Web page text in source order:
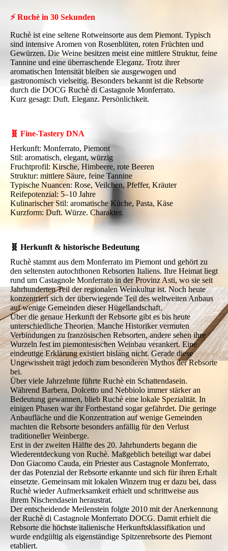
⚡ Ruchè in 30 Sekunden
Ruchè ist eine seltene Rotweinsorte aus dem Piemont. Typisch
sind intensive Aromen von Rosenblüten, roten Früchten und
Gewürzen. Die Weine besitzen meist eine mittlere Struktur, feine
Tannine und eine überraschende Eleganz. Trotz ihrer
aromatischen Intensität bleiben sie ausgewogen und
gastronomisch vielseitig. Besonders bekannt ist die Rebsorte
durch die DOCG Ruchè di Castagnole Monferrato.
Kurz gesagt: Duft. Eleganz. Persönlichkeit.
🧬 Fine-Tastery DNA
Herkunft: Monferrato, Piemont
Stil: aromatisch, elegant, würzig
Fruchtprofil: Kirsche, Himbeere, rote Beeren
Struktur: mittlere Säure, feine Tannine
Typische Nuancen: Rose, Veilchen, Pfeffer, Kräuter
Reifepotenzial: 5–10 Jahre
Kulinarischer Stil: aromatische Küche, Pasta, Käse
Kurzform: Duft. Würze. Charakter.
🧬 Herkunft & historische Bedeutung
Ruchè stammt aus dem Monferrato im Piemont und gehört zu
den seltensten autochthonen Rebsorten Italiens. Ihre Heimat liegt
rund um Castagnole Monferrato in der Provinz Asti, wo sie seit
Jahrhunderten Teil der regionalen Weinkultur ist. Noch heute
konzentriert sich der überwiegende Teil des weltweiten Anbaus
auf wenige Gemeinden dieser Hügellandschaft.
Über die genaue Herkunft der Rebsorte gibt es bis heute
unterschiedliche Theorien. Manche Historiker vermuten
Verbindungen zu französischen Rebsorten, andere sehen ihre
Wurzeln fest im piemontesischen Weinbau verankert. Eine
eindeutige Erklärung existiert bislang nicht. Gerade diese
Ungewissheit trägt jedoch zum besonderen Mythos der Rebsorte
bei.
Über viele Jahrzehnte führte Ruchè ein Schattendasein.
Während Barbera, Dolcetto und Nebbiolo immer stärker an
Bedeutung gewannen, blieb Ruchè eine lokale Spezialität. In
einigen Phasen war ihr Fortbestand sogar gefährdet. Die geringe
Anbaufläche und die Konzentration auf wenige Gemeinden
machten die Rebsorte besonders anfällig für den Verlust
traditioneller Weinberge.
Erst in der zweiten Hälfte des 20. Jahrhunderts begann die
Wiederentdeckung von Ruchè. Maßgeblich beteiligt war dabei
Don Giacomo Cauda, ein Priester aus Castagnole Monferrato,
der das Potenzial der Rebsorte erkannte und sich für ihren Erhalt
einsetzte. Gemeinsam mit lokalen Winzern trug er dazu bei, dass
Ruchè wieder Aufmerksamkeit erhielt und schrittweise aus
ihrem Nischendasein heraustrat.
Der entscheidende Meilenstein folgte 2010 mit der Anerkennung
der Ruchè di Castagnole Monferrato DOCG. Damit erhielt die
Rebsorte die höchste italienische Herkunftsklassifikation und
wurde endgültig als eigenständige Spitzenrebsorte des Piemont
etabliert.